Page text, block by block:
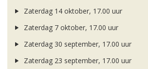
Zaterdag 14 oktober, 17.00 uur
Zaterdag 7 oktober, 17.00 uur
Zaterdag 30 september, 17.00 uur
Zaterdag 23 september, 17.00 uur